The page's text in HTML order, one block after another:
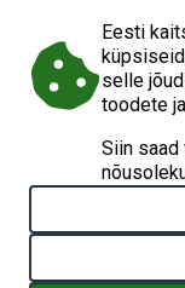
© 2026 KESKKONNAAMET
Eesti
selle
toodete
Siin